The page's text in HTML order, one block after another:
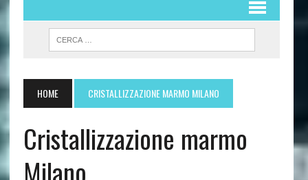
HOME CRISTALLIZZAZIONE MARMO MILANO
Cristallizzazione marmo
Milano